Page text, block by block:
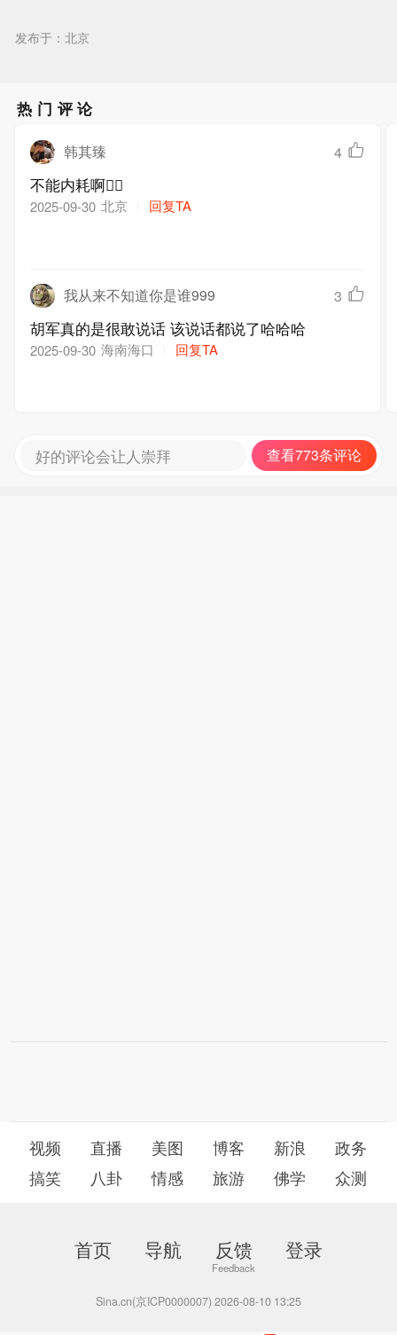
发布于：北京
热门评论
韩其臻 4
不能内耗啊😮‍💨
2025-09-30 北京 回复TA
我从来不知道你是谁999 3
胡军真的是很敢说话 该说话都说了哈哈哈
2025-09-30 海南海口 回复TA
好的评论会让人崇拜 查看773条评论
视频 直播 美图 博客 新浪
政务
搞笑
八卦 情感 旅游 佛学 众测
首页 导航 反馈 登录
Sina.cn(京ICP0000007) 2026-08-10 13:25